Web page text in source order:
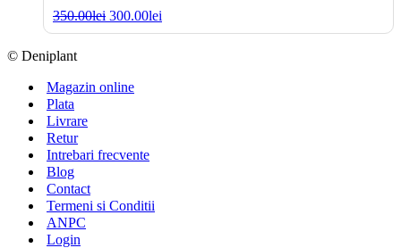
350.00lei Prețul
inițial
350.00lei.
300.00lei
curent
© Deniplant
Magazin online
Plata
Livrare
Retur
Intrebari frecvente
Blog
Contact
Termeni si Conditii
ANPC
Login